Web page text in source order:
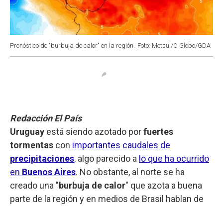
Pronóstico de "burbuja de calor" en la región. Foto: Metsul/O Globo/GDA
Redacción El País
Uruguay está siendo azotado porfuertes
tormentas con importantes caudales de
precipitaciones, algo parecido a lo que ha ocurrido
en Buenos Aires. No obstante, al norte se ha
creado una "burbuja de calor" que azota a buena
parte de la región y en medios de Brasil hablan de